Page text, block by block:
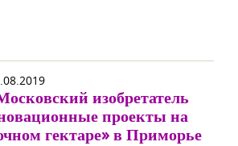
изобретатель
проекты на
гектаре» в Приморье